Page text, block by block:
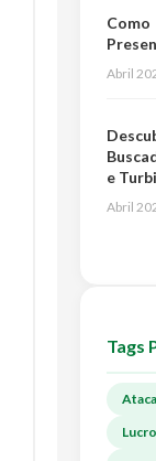
Abril
e
Abril
Tags
Lucro